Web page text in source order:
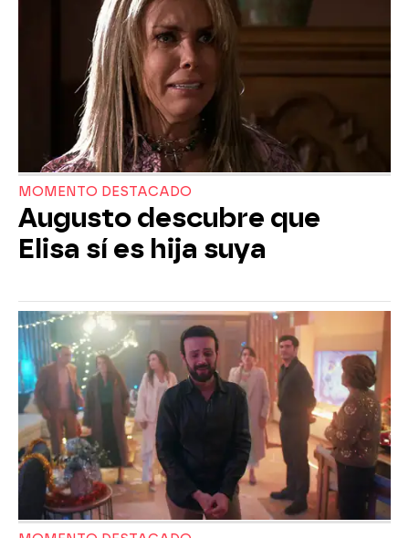
MOMENTO DESTACADO
Augusto descubre que
Elisa sí es hija suya